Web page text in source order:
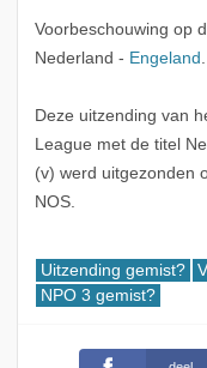
Voorbeschouwing op
Nederland - Engeland .
Deze uitzending van
League met de titel
(v) werd uitgezonden
NOS.
Uitzending gemist?
NPO 3 gemist?